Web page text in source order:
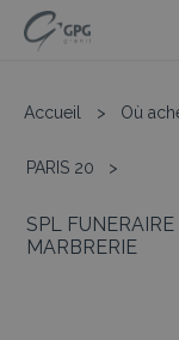
Accueil > Où
PARIS 20 >
SPL
MARBRERIE